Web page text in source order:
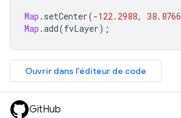
Map . setCenter(-122.2988, 38.8766
Map .add(fvLayer);
Ouvrir dans l'éditeur de code
GitHub